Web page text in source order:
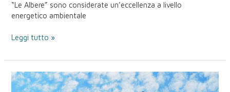
“Le Albere” sono considerate un’eccellenza a livello
energetico ambientale
Leggi tutto »
Torre
Intesa